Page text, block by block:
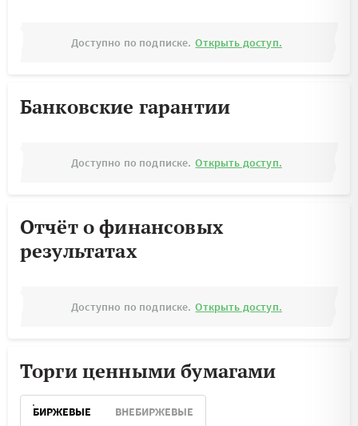
Доступно по подписке. Открыть доступ.
Банковские гарантии
Доступно по подписке. Открыть доступ.
Отчёт о финансовых
результатах
Доступно по подписке. Открыть доступ.
Торги ценными бумагами
БИРЖЕВЫЕ ВНЕБИРЖЕВЫЕ